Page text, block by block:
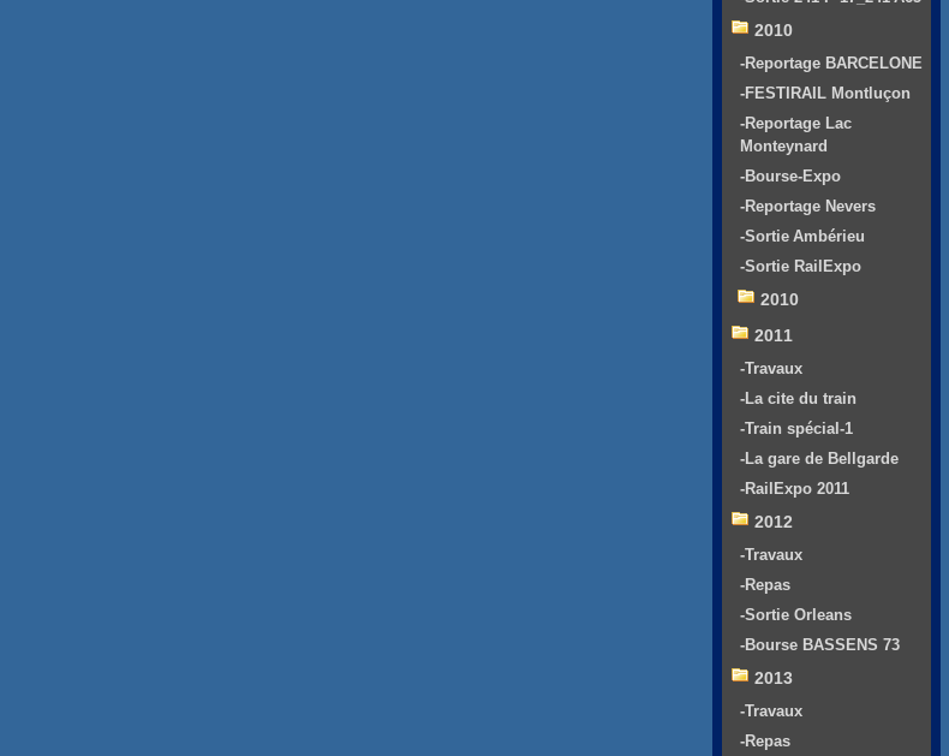
2010
-Reportage BARCELONE
-FESTIRAIL Montluçon
-Reportage Lac
Monteynard
-Bourse-Expo
-Reportage Nevers
-Sortie Ambérieu
-Sortie RailExpo
2010
2011
-Travaux
-La cite du train
-Train spécial-1
-La gare de Bellgarde
-RailExpo 2011
2012
-Travaux
-Repas
-Sortie Orleans
-Bourse BASSENS 73
2013
-Travaux
-Repas